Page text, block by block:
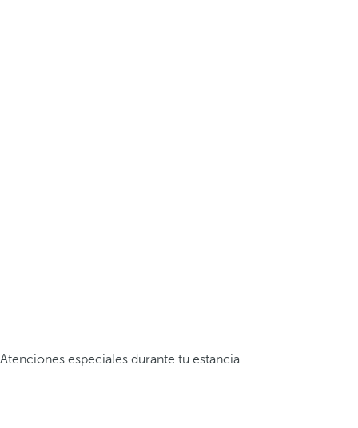
Atenciones especiales durante tu estancia